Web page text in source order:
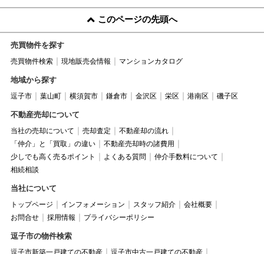
このページの先頭へ
売買物件を探す
売買物件検索 現地販売会情報 マンションカタログ
地域から探す
逗子市 葉山町 横須賀市 鎌倉市 金沢区 栄区 港南区 磯子区
不動産売却について
当社の売却について 売却査定
不動産却の流れ
「仲介」と「買取」の違い
不動産売却時の諸費用
少しでも高く売るポイント
よくある質問
仲介手数料について
相続相談
当社について
トップページ インフォメーション スタッフ紹介
会社概要
お問合せ
採用情報 プライバシーポリシー
逗子市の物件検索
逗子市新築一戸建ての不動産
逗子市中古一戸建ての不動産